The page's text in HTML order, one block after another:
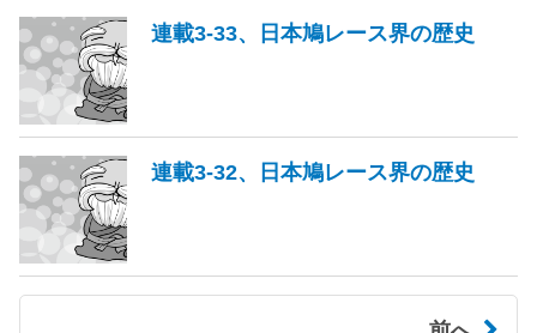
連載3-33、日本鳩レース界の歴史
連載3-32、日本鳩レース界の歴史